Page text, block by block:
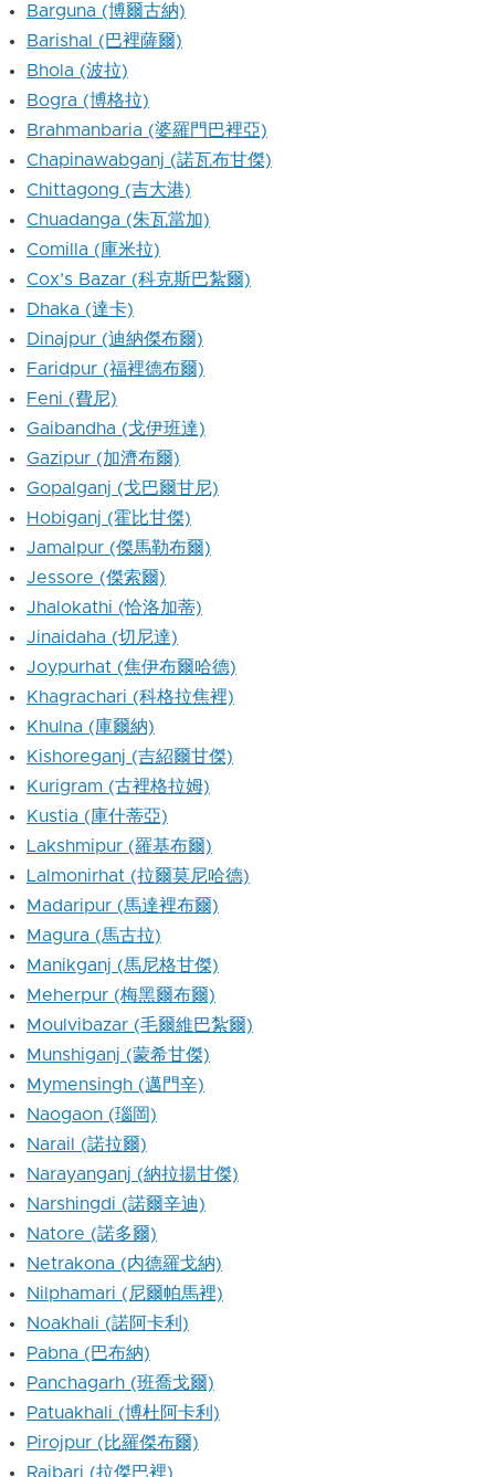
Barguna (博爾古納)
Barishal (巴裡薩爾)
Bhola (波拉)
Bogra (博格拉)
Brahmanbaria (婆羅門巴裡亞)
Chapinawabganj (諾瓦布甘傑)
Chittagong (吉大港)
Chuadanga (朱瓦當加)
Comilla (庫米拉)
Cox’s Bazar (科克斯巴紮爾)
Dhaka (達卡)
Dinajpur (迪納傑布爾)
Faridpur (福裡德布爾)
Feni (費尼)
Gaibandha (戈伊班達)
Gazipur (加濟布爾)
Gopalganj (戈巴爾甘尼)
Hobiganj (霍比甘傑)
Jamalpur (傑馬勒布爾)
Jessore (傑索爾)
Jhalokathi (恰洛加蒂)
Jinaidaha (切尼達)
Joypurhat (焦伊布爾哈德)
Khagrachari (科格拉焦裡)
Khulna (庫爾納)
Kishoreganj (吉紹爾甘傑)
Kurigram (古裡格拉姆)
Kustia (庫什蒂亞)
Lakshmipur (羅基布爾)
Lalmonirhat (拉爾莫尼哈德)
Madaripur (馬達裡布爾)
Magura (馬古拉)
Manikganj (馬尼格甘傑)
Meherpur (梅黑爾布爾)
Moulvibazar (毛爾維巴紮爾)
Munshiganj (蒙希甘傑)
Mymensingh (邁門辛)
Naogaon (瑙岡)
Narail (諾拉爾)
Narayanganj (納拉揚甘傑)
Narshingdi (諾爾辛迪)
Natore (諾多爾)
Netrakona (内德羅戈納)
Nilphamari (尼爾帕馬裡)
Noakhali (諾阿卡利)
Pabna (巴布納)
Panchagarh (班喬戈爾)
Patuakhali (博杜阿卡利)
Pirojpur (比羅傑布爾)
Rajbari (拉傑巴裡)